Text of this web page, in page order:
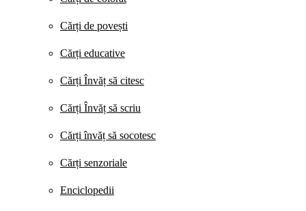
Cărți de povești
Cărți educative
Cărți Învăț să citesc
Cărți Învăț să scriu
Cărți învăț să socotesc
Cărți senzoriale
Enciclopedii